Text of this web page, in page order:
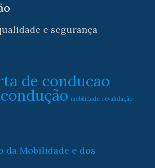
e segurança
de conducao
mobilidade revalidação
Mobilidade e dos